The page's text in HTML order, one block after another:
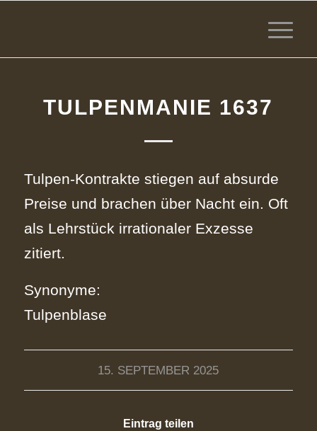
TULPENMANIE 1637
Tulpen‑Kontrakte stiegen auf absurde
Preise und brachen über Nacht ein. Oft
als Lehrstück irrationaler Exzesse
zitiert.
Synonyme:
Tulpenblase
15. SEPTEMBER 2025
Eintrag teilen